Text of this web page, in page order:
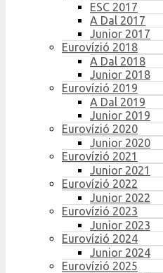
ESC 2017
A Dal 2017
Junior 2017
Eurovízió 2018
A Dal 2018
Junior 2018
Eurovízió 2019
A Dal 2019
Junior 2019
Eurovízió 2020
Junior 2020
Eurovízió 2021
Junior 2021
Eurovízió 2022
Junior 2022
Eurovízió 2023
Junior 2023
Eurovízió 2024
Junior 2024
Eurovízió 2025